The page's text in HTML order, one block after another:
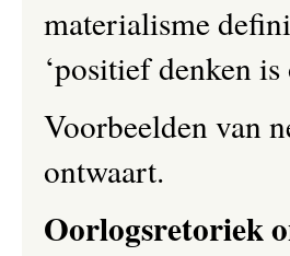
materialisme
‘positief denken
Voorbeelden van
ontwaart.
Oorlogsretoriek